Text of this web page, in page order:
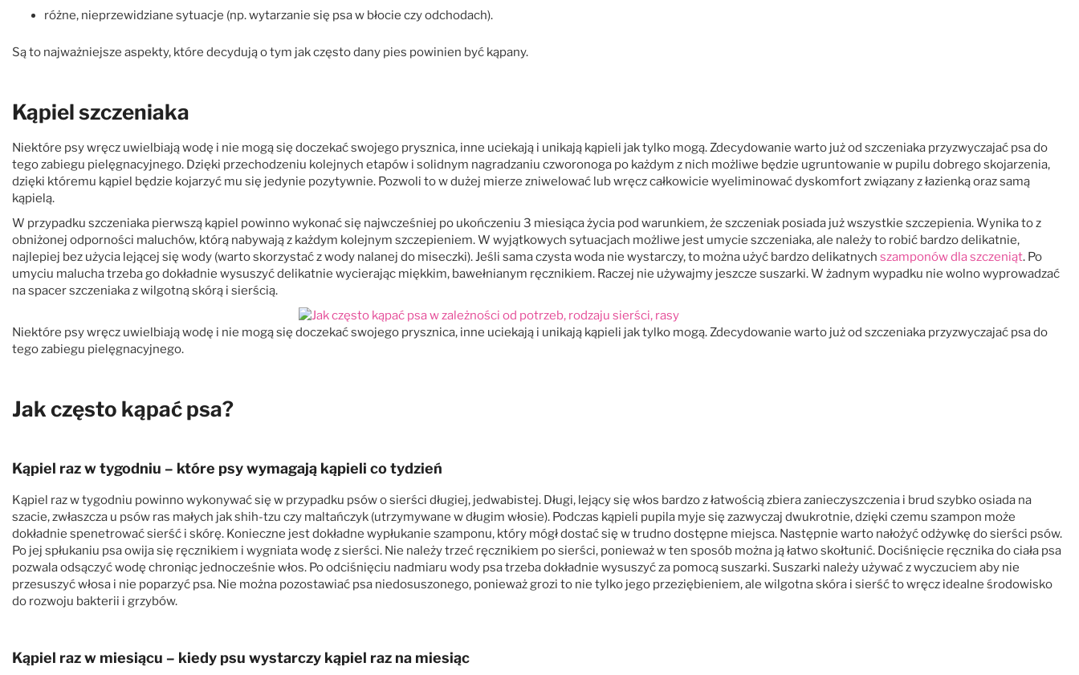
różne, nieprzewidziane sytuacje (np. wytarzanie się psa w błocie czy odchodach).
Są to najważniejsze aspekty, które decydują o tym jak często dany pies powinien być kąpany.
Kąpiel szczeniaka
Niektóre psy wręcz uwielbiają wodę i nie mogą się doczekać swojego prysznica, inne uciekają i unikają kąpieli jak tylko mogą. Zdecydowanie warto już od szczeniaka przyzwyczajać psa do
tego zabiegu pielęgnacyjnego. Dzięki przechodzeniu kolejnych etapów i solidnym nagradzaniu czworonoga po każdym z nich możliwe będzie ugruntowanie w pupilu dobrego skojarzenia,
dzięki któremu kąpiel będzie kojarzyć mu się jedynie pozytywnie. Pozwoli to w dużej mierze zniwelować lub wręcz całkowicie wyeliminować dyskomfort związany z łazienką oraz samą
kąpielą.
W przypadku szczeniaka pierwszą kąpiel powinno wykonać się najwcześniej po ukończeniu 3 miesiąca życia pod warunkiem, że szczeniak posiada już wszystkie szczepienia. Wynika to z
obniżonej odporności maluchów, którą nabywają z każdym kolejnym szczepieniem. W wyjątkowych sytuacjach możliwe jest umycie szczeniaka, ale należy to robić bardzo delikatnie,
najlepiej bez użycia lejącej się wody (warto skorzystać z wody nalanej do miseczki). Jeśli sama czysta woda nie wystarczy, to można użyć bardzo delikatnych szamponów dla szczeniąt. Po
umyciu malucha trzeba go dokładnie wysuszyć delikatnie wycierając miękkim, bawełnianym ręcznikiem. Raczej nie używajmy jeszcze suszarki. W żadnym wypadku nie wolno wyprowadzać
na spacer szczeniaka z wilgotną skórą i sierścią.
Niektóre psy wręcz uwielbiają wodę i nie mogą się doczekać swojego prysznica, inne uciekają i unikają kąpieli jak tylko mogą. Zdecydowanie warto już od szczeniaka przyzwyczajać psa do
tego zabiegu pielęgnacyjnego.
Jak często kąpać psa?
Kąpiel raz w tygodniu – które psy wymagają kąpieli co tydzień
Kąpiel raz w tygodniu powinno wykonywać się w przypadku psów o sierści długiej, jedwabistej. Długi, lejący się włos bardzo z łatwością zbiera zanieczyszczenia i brud szybko osiada na
szacie, zwłaszcza u psów ras małych jak shih-tzu czy maltańczyk (utrzymywane w długim włosie). Podczas kąpieli pupila myje się zazwyczaj dwukrotnie, dzięki czemu szampon może
dokładnie spenetrować sierść i skórę. Konieczne jest dokładne wypłukanie szamponu, który mógł dostać się w trudno dostępne miejsca. Następnie warto nałożyć odżywkę do sierści psów.
Po jej spłukaniu psa owija się ręcznikiem i wygniata wodę z sierści. Nie należy trzeć ręcznikiem po sierści, ponieważ w ten sposób można ją łatwo skołtunić. Dociśnięcie ręcznika do ciała psa
pozwala odsączyć wodę chroniąc jednocześnie włos. Po odciśnięciu nadmiaru wody psa trzeba dokładnie wysuszyć za pomocą suszarki. Suszarki należy używać z wyczuciem aby nie
przesuszyć włosa i nie poparzyć psa. Nie można pozostawiać psa niedosuszonego, ponieważ grozi to nie tylko jego przeziębieniem, ale wilgotna skóra i sierść to wręcz idealne środowisko
do rozwoju bakterii i grzybów.
Kąpiel raz w miesiącu – kiedy psu wystarczy kąpiel raz na miesiąc